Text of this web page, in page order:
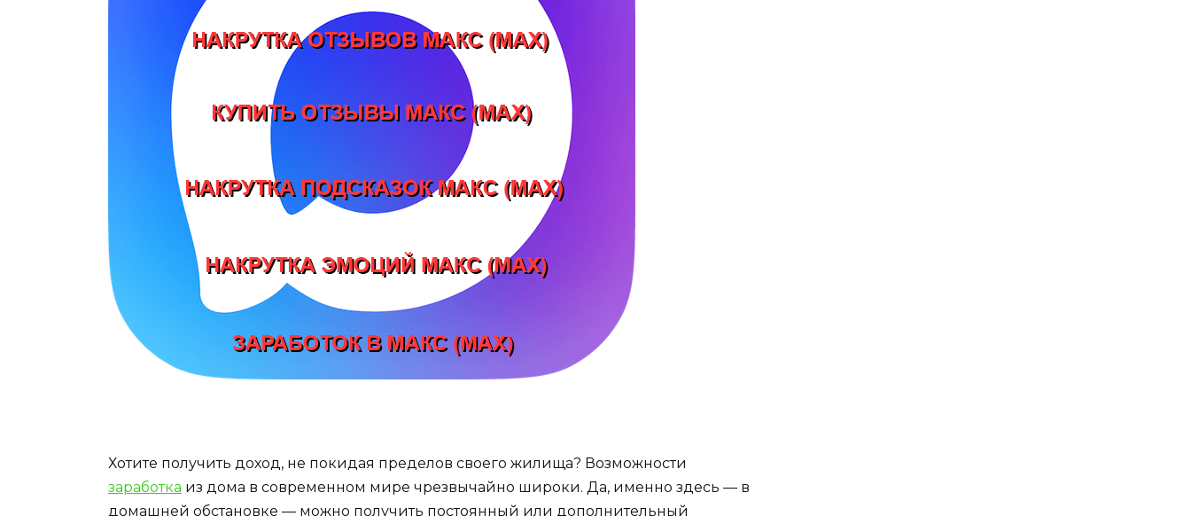
Хотите получить доход, не покидая пределов своего жилища? Возможности
заработка из дома в современном мире чрезвычайно широки. Да, именно здесь — в
домашней обстановке — можно получить постоянный или дополнительный